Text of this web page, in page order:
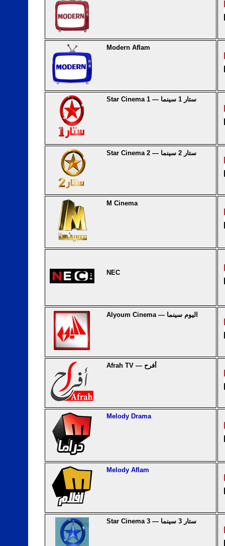
Modern Aflam
Star Cinema 1 — ستار 1 سينما
Star Cinema 2 — ستار 2 سينما
M Cinema
NEC
Alyoum Cinema — اليوم سينما
Afrah TV — أفرح
Melody Drama
Melody Aflam
Star Cinema 3 — ستار 3 سينما